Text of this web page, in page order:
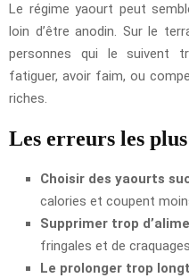
Le régime yaourt peut
loin d’être anodin. Sur le
personnes qui le suivent
fatiguer, avoir faim, ou
riches.
Les erreurs les
Choisir des yaourts
calories et coupent
Supprimer trop
fringales et de
Le prolonger trop